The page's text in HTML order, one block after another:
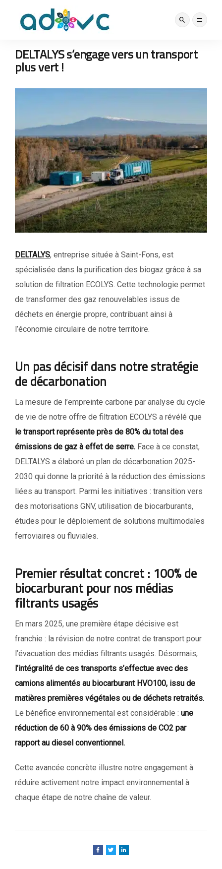
DELTALYS s’engage vers un transport
plus vert !
DELTALYS, entreprise située à Saint-Fons, est
spécialisée dans la purification des biogaz grâce à sa
solution de filtration ECOLYS. Cette technologie permet
de transformer des gaz renouvelables issus de
déchets en énergie propre, contribuant ainsi à
l’économie circulaire de notre territoire.
Un pas décisif dans notre stratégie
de décarbonation
La mesure de l’empreinte carbone par analyse du cycle
de vie de notre offre de filtration ECOLYS a révélé que
le transport représente près de 80% du total des
émissions de gaz à effet de serre. Face à ce constat,
DELTALYS a élaboré un plan de décarbonation 2025-
2030 qui donne la priorité à la réduction des émissions
liées au transport. Parmi les initiatives : transition vers
des motorisations GNV, utilisation de biocarburants,
études pour le déploiement de solutions multimodales
ferroviaires ou fluviales.
Premier résultat concret : 100% de
biocarburant pour nos médias
filtrants usagés
En mars 2025, une première étape décisive est
franchie : la révision de notre contrat de transport pour
l’évacuation des médias filtrants usagés. Désormais,
l’intégralité de ces transports s’effectue avec des
camions alimentés au biocarburant HVO100, issu de
matières premières végétales ou de déchets retraités.
Le bénéfice environnemental est considérable : une
réduction de 60 à 90% des émissions de CO2 par
rapport au diesel conventionnel.
Cette avancée concrète illustre notre engagement à
réduire activement notre impact environnemental à
chaque étape de notre chaîne de valeur.